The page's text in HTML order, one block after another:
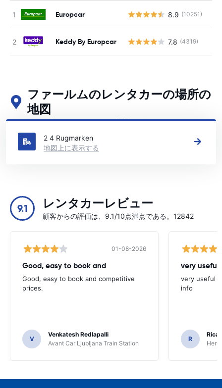
Europcar 8.9 (10251)
Keddy By Europcar 7.8 (4319)
ファールムのレンタカーの場所の
地図
ファールムの主要なレンタカーの場所をご覧ください
2 4 Rugmarken
地図上に表示する
9.1 レンタカーレビュー
顧客からの評価は、9.1/10点満点である。12842
01-08-2026
Good, easy to book and
Good, easy to book and competitive
prices.
V
Venkatesh Redlapalli
Avant Car Ljubljana Train Station
very useful
very useful
info
R